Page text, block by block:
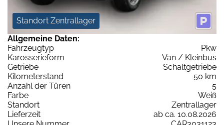
Standort Zentrallager
Allgemeine Daten:
Fahrzeugtyp
Pkw
Karosserieform
Van / Kleinbus
Getriebe
Schaltgetriebe
Kilometerstand
50 km
Anzahl der Türen
5
Farbe
Weiß
Standort
Zentrallager
Lieferzeit
ab ca. 10.08.2026